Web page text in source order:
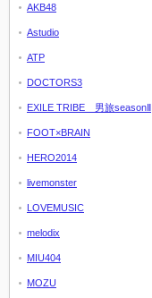
AKB48
Astudio
ATP
DOCTORS3
EXILE TRIBE 男旅seasonⅡ
FOOT×BRAIN
HERO2014
livemonster
LOVEMUSIC
melodix
MIU404
MOZU